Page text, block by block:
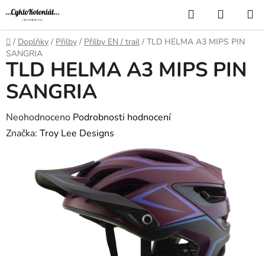
Přejít
na
obsah
Hledat
KOŠÍK
Domů
/ Doplňky / Přilby / Přilby EN / trail / TLD HELMA A3 MIPS PIN
SANGRIA
TLD HELMA A3 MIPS PIN
SANGRIA
Průměrné
hodnocení
Neohodnoceno Podrobnosti hodnocení
Značka: Troy Lee Designs